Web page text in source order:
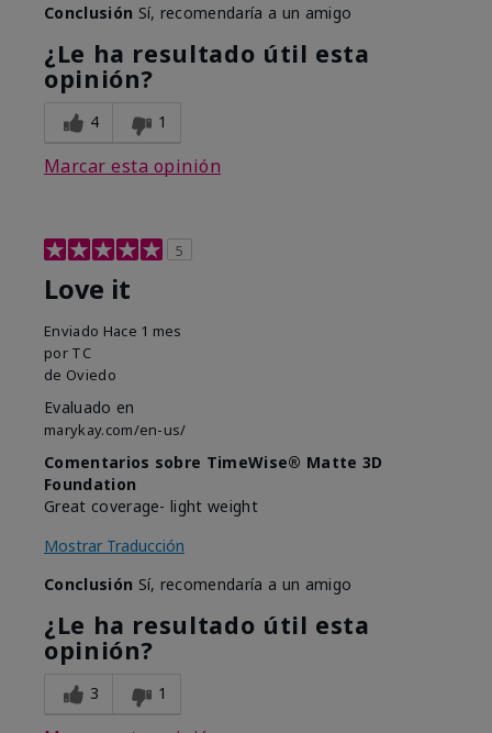
Conclusión Sí, recomendaría a un amigo
¿Le ha resultado útil esta
opinión?
4 1
Marcar esta opinión
5
Love it
Enviado Hace 1 mes
por TC
de Oviedo
Evaluado en
marykay.com/en-us/
Comentarios sobre TimeWise® Matte 3D
Foundation
Great coverage- light weight
Mostrar Traducción
Conclusión Sí, recomendaría a un amigo
¿Le ha resultado útil esta
opinión?
3 1